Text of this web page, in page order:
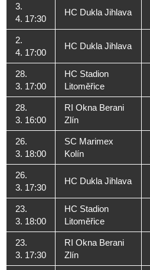
3.
4. 17:30
HC Dukla Jihlava
2.
4. 17:00
HC Dukla Jihlava
28.
3. 17:00
HC Stadion
Litoměřice
28.
3. 16:00
RI Okna Berani
Zlín
26.
3. 18:00
SC Marimex
Kolín
26.
3. 17:30
HC Dukla Jihlava
23.
3. 18:00
HC Stadion
Litoměřice
23.
3. 17:30
RI Okna Berani
Zlín